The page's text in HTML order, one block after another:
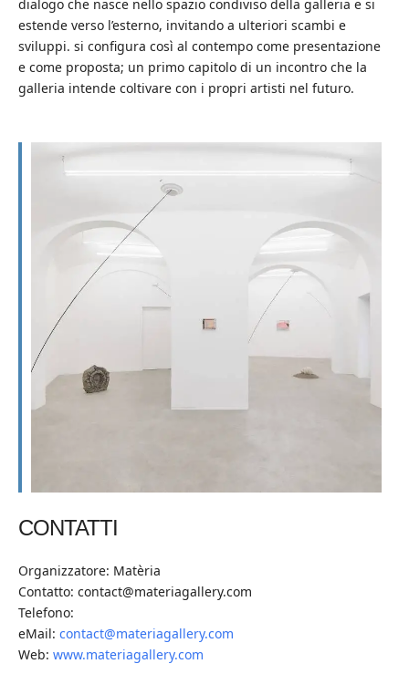
dialogo che nasce nello spazio condiviso della galleria e si
estende verso l’esterno, invitando a ulteriori scambi e
sviluppi. si configura così al contempo come presentazione
e come proposta; un primo capitolo di un incontro che la
galleria intende coltivare con i propri artisti nel futuro.
CONTATTI
Organizzatore: Matèria
Contatto: contact@materiagallery.com
Telefono:
eMail: contact@materiagallery.com
Web: www.materiagallery.com